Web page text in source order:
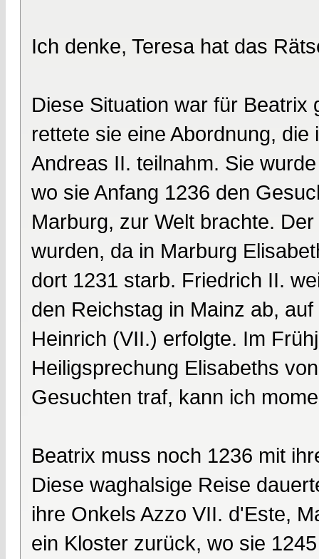
Ich denke, Teresa hat das
Diese Situation war für Beatrix
rettete sie eine Abordnung,
Andreas II. teilnahm. Sie
wo sie Anfang 1236 den
Marburg, zur Welt brachte.
wurden, da in Marburg
dort 1231 starb. Friedrich II.
den Reichstag in Mainz ab,
Heinrich (VII.) erfolgte. Im
Heiligsprechung Elisabeths
Gesuchten traf, kann ich
Beatrix muss noch 1236 mit
Diese waghalsige Reise
ihre Onkels Azzo VII. d'Este,
ein Kloster zurück, wo sie